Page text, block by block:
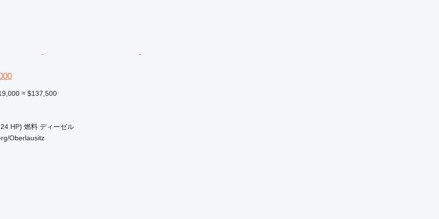
≈ $137,500
HP) 燃料 ディーゼル
Oberlausitz